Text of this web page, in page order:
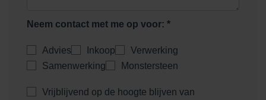
Neem contact met me op voor: *
Advies Inkoop
Verwerking
Samenwerking
Monstersteen
Vrijblijvend op de hoogte blijven van